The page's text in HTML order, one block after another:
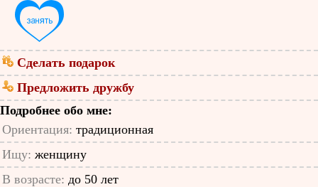
Сделать подарок
Предложить дружбу
Подробнее обо мне:
Ориентация: традиционная
Ищу: женщину
В возрасте: до 50 лет